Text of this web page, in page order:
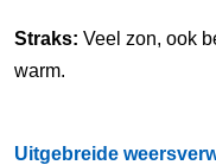
Straks: Veel zon, ook
warm.
Uitgebreide